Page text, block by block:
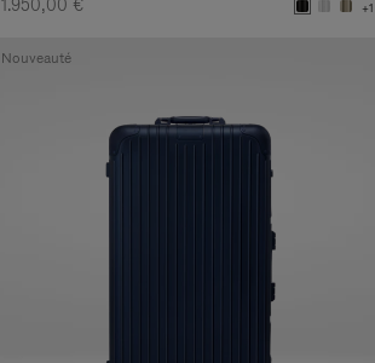
1.950,00 €
+1
Nouveauté